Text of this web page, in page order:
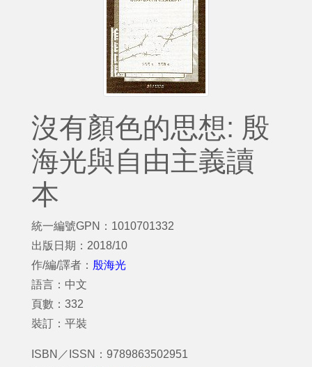
沒有顏色的思想: 殷
海光與自由主義讀
本
統一編號GPN：1010701332
出版日期：2018/10
作/編/譯者： 殷海光
語言：中文
頁數：332
裝訂：平裝
ISBN／ISSN：9789863502951